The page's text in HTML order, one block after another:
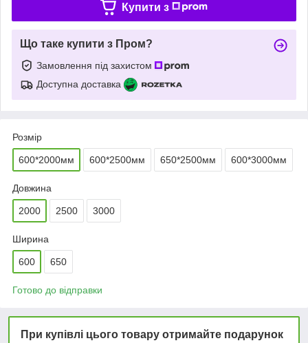
Купити з
Що таке купити з Пром?
Замовлення під захистом
Доступна доставка
Розмір
600*2000мм 600*2500мм 650*2500мм 600*3000мм
Довжина
2000 2500 3000
Ширина
600 650
Готово до відправки
При купівлі цього товару отримайте подарунок